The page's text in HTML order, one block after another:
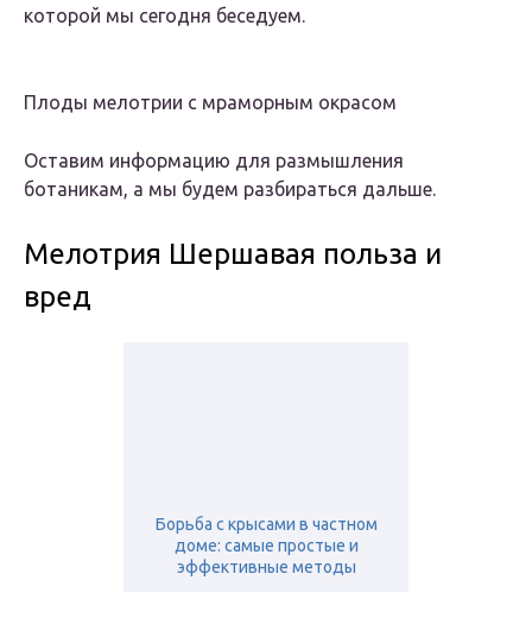
которой мы сегодня беседуем.
Плоды мелотрии с мраморным окрасом
Оставим информацию для размышления
ботаникам, а мы будем разбираться дальше.
Мелотрия Шершавая польза и
вред
Борьба с крысами в частном
доме: самые простые и
эффективные методы